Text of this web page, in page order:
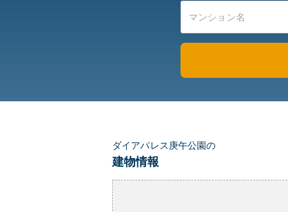
ダイアパレス庚午公園の
建物情報